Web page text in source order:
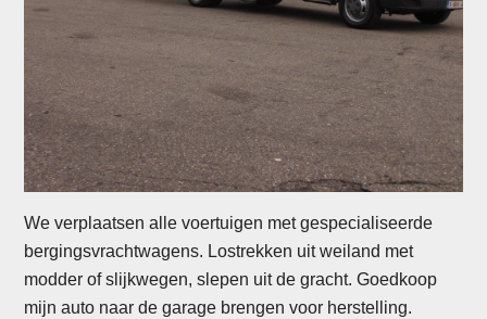
We verplaatsen alle voertuigen met gespecialiseerde
bergingsvrachtwagens. Lostrekken uit weiland met
modder of slijkwegen, slepen uit de gracht. Goedkoop
mijn auto naar de garage brengen voor herstelling.